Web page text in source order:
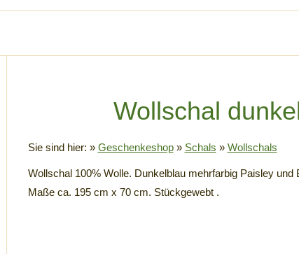
Wollschal
Sie sind hier: » Geschenkeshop» Schals » Wollschals
Wollschal 100% Wolle. Dunkelblau mehrfarbig Paisley und
Maße ca. 195 cm x 70 cm. Stückgewebt .